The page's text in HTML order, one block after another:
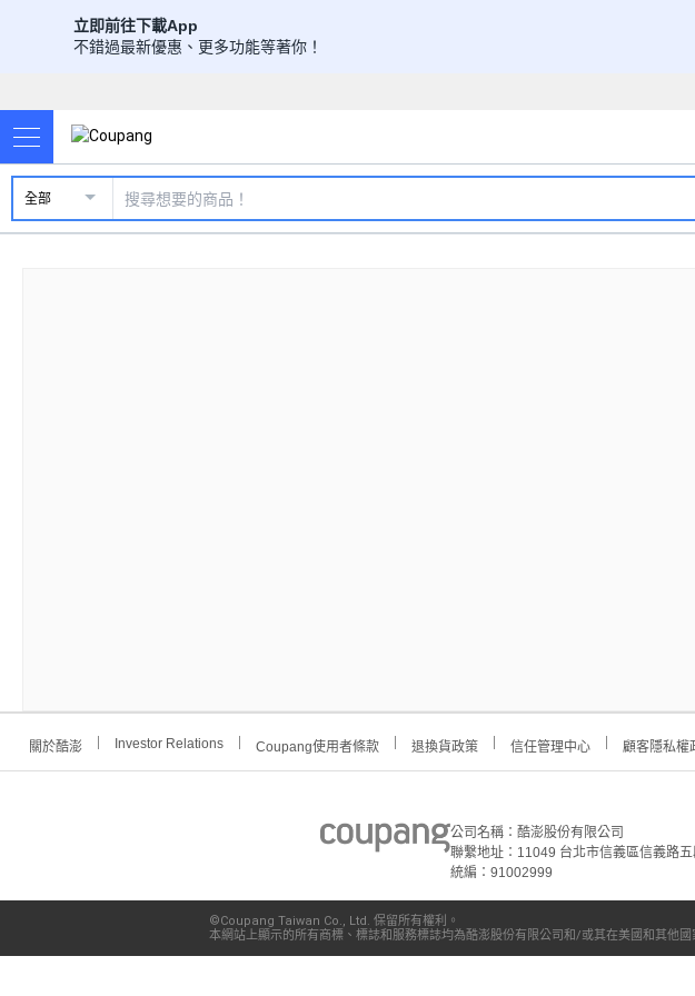
立即前往下載App
不錯過最新優惠、更多功能等著你！
全部
關於酷澎 Investor Relations Coupang使用者條款 退換貨政策 信任管理中心 顧客隱私權
公司名稱：酷澎股份有限公司
聯繫地址：11049 台北市信義區信義路
統編：91002999
©Coupang Taiwan Co., Ltd. 保留所有權利。
本網站上顯示的所有商標、標誌和服務標誌均為酷澎股份有限公司和/或其在美國和其他